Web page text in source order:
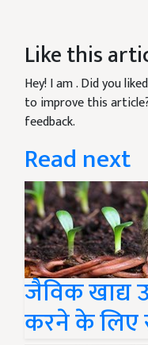
Like this
Hey! I am. Did you
to improve this
feedback.
Read next
जैविक खाद्य
करने के लिए